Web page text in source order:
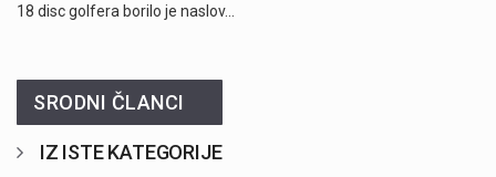
18 disc golfera borilo je naslov…
SRODNI ČLANCI
IZ ISTE KATEGORIJE